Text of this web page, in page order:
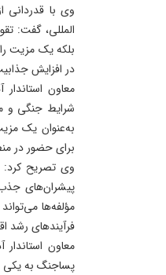
وی با قدردانی
المللی، گفت:
بلکه یک مزیت
در افزایش
معاون
شرایط جنگی و
به‌عنوان یک
برای حضور در
وی تصریح کرد:
پیشران‌های
مؤلفه‌ها
فرآیندهای رشد
معاون
پساجنگ به یکی